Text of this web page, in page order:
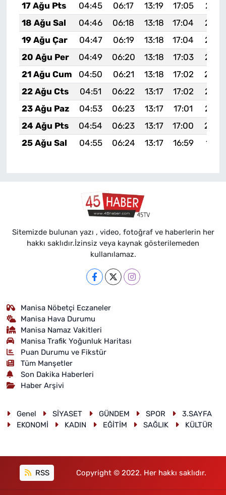
17 Ağu Pts
04:45 06:17 13:19 17:05
18 Ağu Sal
04:46 06:18 13:18 17:04
19 Ağu Çar
04:47 06:19 13:18 17:04
20 Ağu Per
04:49 06:20 13:18 17:03
21 Ağu Cum
04:50 06:21 13:18 17:02
22 Ağu Cts
04:51 06:22 13:17 17:02
23 Ağu Paz
04:53 06:23 13:17 17:01
24 Ağu Pts
04:54 06:23 13:17 17:00
25 Ağu Sal
04:55 06:24 13:17 16:59
Sitemizde bulunan yazı , video, fotoğraf ve haberlerin her
hakkı saklıdır.İzinsiz veya kaynak gösterilemeden
kullanılamaz.
Manisa Nöbetçi Eczaneler
Manisa Hava Durumu
Manisa Namaz Vakitleri
Manisa Trafik Yoğunluk Haritası
Puan Durumu ve Fikstür
Tüm Manşetler
Son Dakika Haberleri
Haber Arşivi
Genel SİYASET GÜNDEM SPOR
3.SAYFA
EKONOMİ
KADIN EĞİTİM SAĞLIK KÜLTÜR
RSS Copyright © 2022. Her hakkı saklıdır.